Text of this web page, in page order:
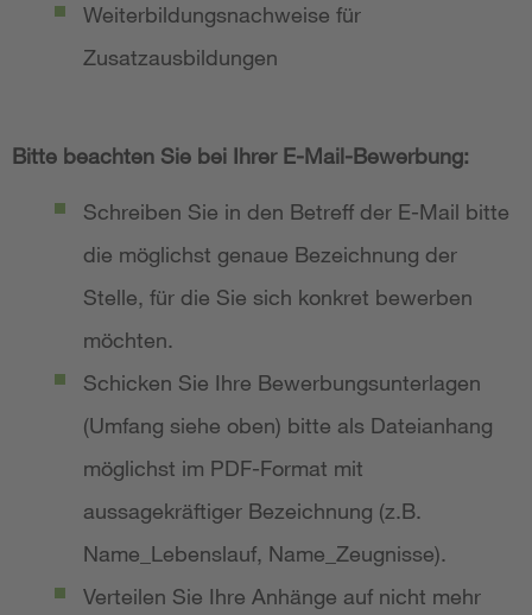
Weiterbildungsnachweise für
Zusatzausbildungen
Bitte beachten Sie bei Ihrer E-Mail-Bewerbung:
Schreiben Sie in den Betreff der E-Mail bitte
die möglichst genaue Bezeichnung der
Stelle, für die Sie sich konkret bewerben
möchten.
Schicken Sie Ihre Bewerbungsunterlagen
(Umfang siehe oben) bitte als Dateianhang
möglichst im PDF-Format mit
aussagekräftiger Bezeichnung (z.B.
Name_Lebenslauf, Name_Zeugnisse).
Verteilen Sie Ihre Anhänge auf nicht mehr